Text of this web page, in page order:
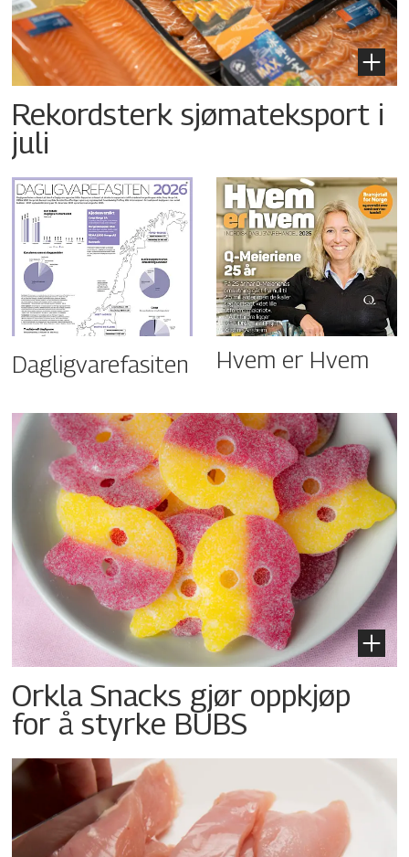
Rekordsterk sjømateksport i
juli
Dagligvarefasiten Hvem er Hvem
Orkla Snacks gjør oppkjøp
for å styrke BUBS